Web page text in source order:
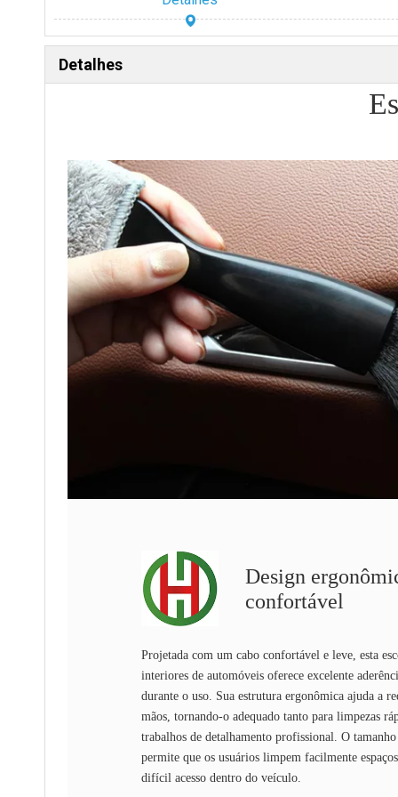
Detalhes
Design
confortável
Projetada com um cabo confortável e leve, esta
interiores de automóveis oferece excelente
durante o uso. Sua estrutura ergonômica ajuda a
mãos, tornando-o adequado tanto para limpezas
trabalhos de detalhamento profissional. O
permite que os usuários limpem facilmente
difícil acesso dentro do veículo.